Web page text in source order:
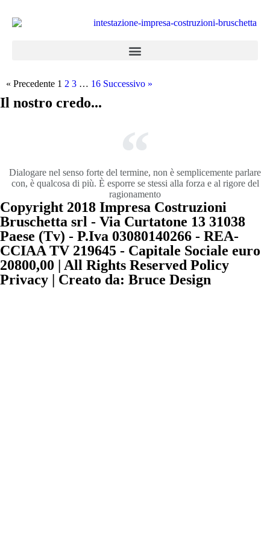
« Precedente 1 2 3 … 16 Successivo »
Il nostro credo...
Dialogare nel senso forte del termine, non è semplicemente parlare
con, è qualcosa di più. È esporre se stessi alla forza e al rigore del
ragionamento
Copyright 2018 Impresa Costruzioni
Bruschetta srl - Via Curtatone 13 31038
Paese (Tv) - P.Iva 03080140266 - REA-
CCIAA TV 219645 - Capitale Sociale euro
20800,00 | All Rights Reserved Policy
Privacy | Creato da: Bruce Design